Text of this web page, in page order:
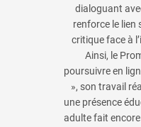
dialoguant
renforce le lien
critique face à
Ainsi, le
poursuivre en
», son travail
une présence
adulte fait